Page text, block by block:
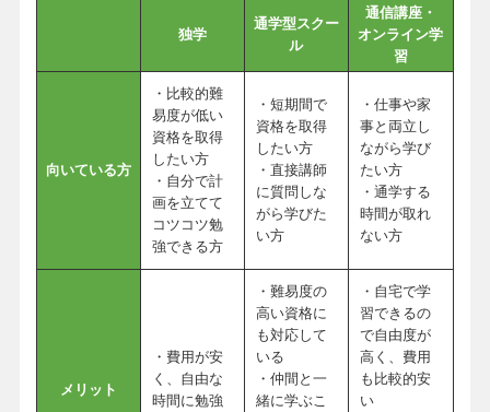
独学
通学型スクー
ル
通信講座・
オンライン学
習
向いている方
・比較的難
易度が低い
資格を取得
したい方
・自分で計
画を立てて
コツコツ勉
強できる方
・短期間で
資格を取得
したい方
・直接講師
に質問しな
がら学びた
い方
・仕事や家
事と両立し
ながら学び
たい方
・通学する
時間が取れ
ない方
メリット
・費用が安
く、自由な
時間に勉強
・難易度の
高い資格に
も対応して
いる
・仲間と一
緒に学ぶこ
・自宅で学
習できるの
で自由度が
高く、費用
も比較的安
い